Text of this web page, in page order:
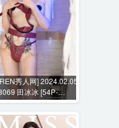
秀人网] 2024.02.05
田冰冰 [54P-